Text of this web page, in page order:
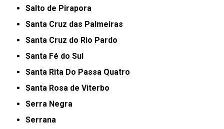
Salto de Pirapora
Santa Cruz das Palmeiras
Santa Cruz do Rio Pardo
Santa Fé do Sul
Santa Rita Do Passa Quatro
Santa Rosa de Viterbo
Serra Negra
Serrana